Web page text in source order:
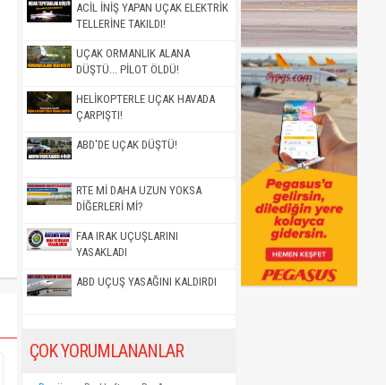
ACİL İNİŞ YAPAN UÇAK ELEKTRİK
TELLERİNE TAKILDI!
UÇAK ORMANLIK ALANA
DÜŞTÜ... PİLOT ÖLDÜ!
HELİKOPTERLE UÇAK HAVADA
ÇARPIŞTI!
ABD'DE UÇAK DÜŞTÜ!
RTE Mİ DAHA UZUN YOKSA
DİĞERLERİ Mİ?
FAA IRAK UÇUŞLARINI
YASAKLADI
ABD UÇUŞ YASAĞINI KALDIRDI
ÇOK YORUMLANANLAR